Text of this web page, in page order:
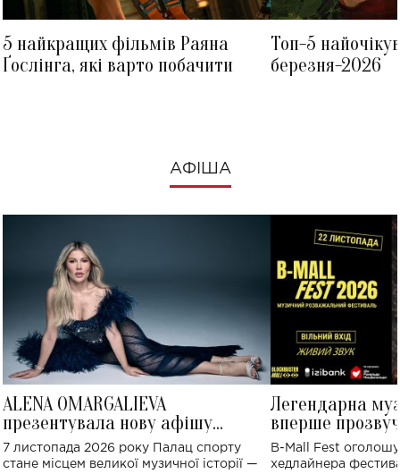
5 найкращих фільмів Раяна
Ґослінга, які варто побачити
Топ-5
березня-2026
АФІША
ALENA OMARGALIEVA
презентувала нову афішу
великого концерту в Палаці
спорту
7 листопада 2026 року Палац спорту
стане місцем великої музичної історії —
Легендарна
вперше
Україні: де
B-Mall Fest
хедлайнера